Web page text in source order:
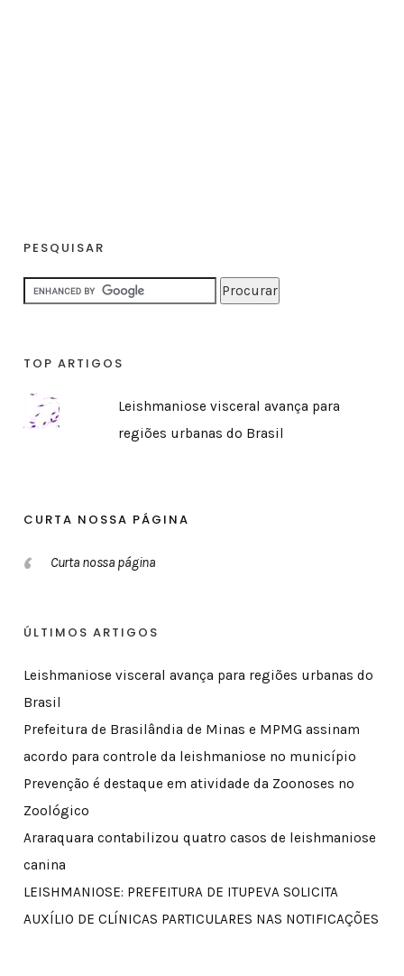
PESQUISAR
TOP ARTIGOS
Leishmaniose visceral avança para
regiões urbanas do Brasil
CURTA NOSSA PÁGINA
Curta nossa página
ÚLTIMOS ARTIGOS
Leishmaniose visceral avança para regiões urbanas do
Brasil
Prefeitura de Brasilândia de Minas e MPMG assinam
acordo para controle da leishmaniose no município
Prevenção é destaque em atividade da Zoonoses no
Zoológico
Araraquara contabilizou quatro casos de leishmaniose
canina
LEISHMANIOSE: PREFEITURA DE ITUPEVA SOLICITA
AUXÍLIO DE CLÍNICAS PARTICULARES NAS NOTIFICAÇÕES